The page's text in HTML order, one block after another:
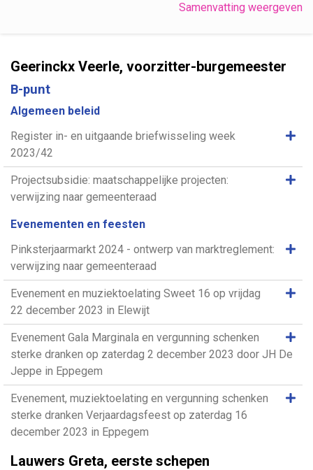
Samenvatting weergeven
Geerinckx Veerle, voorzitter-burgemeester
B-punt
Algemeen beleid
Register in- en uitgaande briefwisseling week
2023/42
Projectsubsidie: maatschappelijke projecten:
verwijzing naar gemeenteraad
Evenementen en feesten
Pinksterjaarmarkt 2024 - ontwerp van marktreglement:
verwijzing naar gemeenteraad
Evenement en muziektoelating Sweet 16 op vrijdag
22 december 2023 in Elewijt
Evenement Gala Marginala en vergunning schenken
sterke dranken op zaterdag 2 december 2023 door JH De
Jeppe in Eppegem
Evenement, muziektoelating en vergunning schenken
sterke dranken Verjaardagsfeest op zaterdag 16
december 2023 in Eppegem
Lauwers Greta, eerste schepen